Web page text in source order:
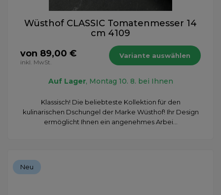
Wüsthof CLASSIC Tomatenmesser 14
cm 4109
von 89,00 €
inkl. MwSt.
Variante auswählen
Auf Lager, Montag 10. 8. bei Ihnen
Klassisch! Die beliebteste Kollektion für den
kulinarischen Dschungel der Marke Wüsthof! Ihr Design
ermöglicht Ihnen ein angenehmes Arbei...
Neu